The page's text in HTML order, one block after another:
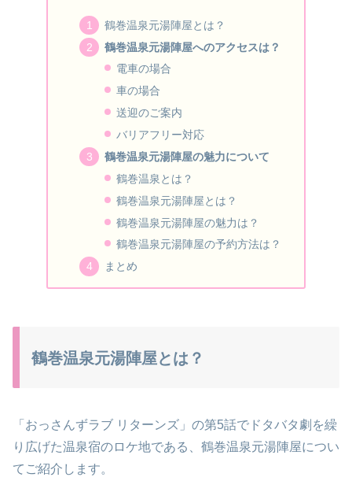
鶴巻温泉元湯陣屋とは？
鶴巻温泉元湯陣屋へのアクセスは？
電車の場合
車の場合
送迎のご案内
バリアフリー対応
鶴巻温泉元湯陣屋の魅力について
鶴巻温泉とは？
鶴巻温泉元湯陣屋とは？
鶴巻温泉元湯陣屋の魅力は？
鶴巻温泉元湯陣屋の予約方法は？
まとめ
鶴巻温泉元湯陣屋とは？
「おっさんずラブ リターンズ」の第5話でドタバタ劇を繰
り広げた温泉宿のロケ地である、鶴巻温泉元湯陣屋につい
てご紹介します。